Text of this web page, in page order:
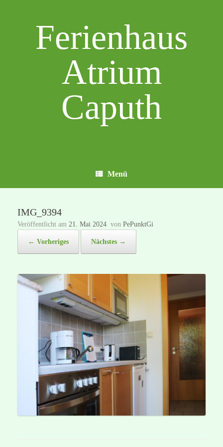
Ferienhaus
Atrium
Caputh
Menü
IMG_9394
Veröffentlicht am 21. Mai 2024 von PePunktGi
← Vorheriges Nächstes →